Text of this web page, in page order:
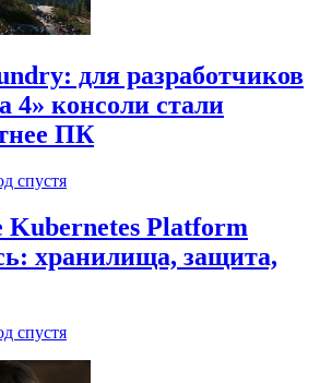
для разработчиков
4» консоли стали
ПК
спустя
Kubernetes Platform
хранилища, защита,
спустя